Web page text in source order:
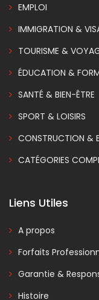
EMPLOI
IMMIGRATION &
TOURISME &
ÉDUCATION &
SANTÉ & BIEN-ÊTRE
SPORT & LOISIRS
CONSTRUCTION &
CATÉGORIES
Liens Utiles
A propos
Forfaits
Garantie &
Histoire